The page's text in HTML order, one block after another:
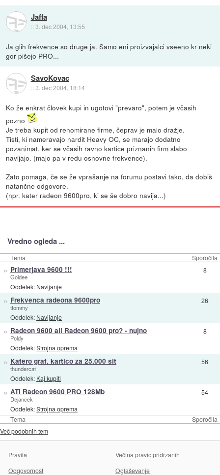
Jaffa
::3. dec 2004, 13:55
Ja glih frekvence so druge ja. Samo eni proizvajalci vseeno kr neki
gor pišejo PRO...
SavoKovac
::3. dec 2004, 18:14
Ko že enkrat človek kupi in ugotovi "prevaro", potem je včasih
pozno
Je treba kupit od renomirane firme, čeprav je malo dražje.
Tisti, ki nameravajo nardit Heavy OC, se marajo dodatno
pozanimat, ker se včasih ravno kartice priznanih firm slabo
navijajo. (majo pa v redu osnovne frekvence).
Zato pomaga, če se že vprašanje na forumu postavi tako, da dobiš
natančne odgovore.
(npr. kater radeon 9600pro, ki se še dobro navija...)
Vredno ogleda ...
Tema Sporočila
Tema Sporočila
» Primerjava 9600 !!!
Goldee
Oddelek: Navijanje
8
» Frekvenca radeona 9600pro
ttommy
Oddelek: Navijanje
26
» Radeon 9600 ali Radeon 9600 pro? - nujno
Poldy
Oddelek:Strojna oprema
8
» Katero graf. kartico za 25.000 sit
thundercat
Oddelek: Kaj kupiti
56
» ATI Radeon 9600 PRO 128Mb
Dejancek
Oddelek:Strojna oprema
54
Več podobnih tem
Pravila
Večina pravic pridržanih
Odgovornost
Oglaševanje